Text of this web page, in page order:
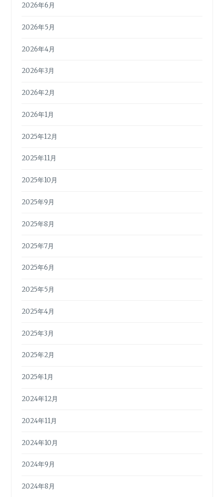
2026年6月
2026年5月
2026年4月
2026年3月
2026年2月
2026年1月
2025年12月
2025年11月
2025年10月
2025年9月
2025年8月
2025年7月
2025年6月
2025年5月
2025年4月
2025年3月
2025年2月
2025年1月
2024年12月
2024年11月
2024年10月
2024年9月
2024年8月